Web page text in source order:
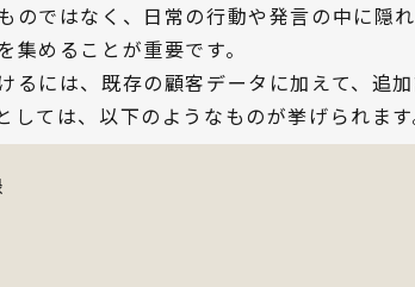
のではなく、日常の行動や発言の中に隠
集めることが重要です。
るには、既存の顧客データに加えて、追
しては、以下のようなものが挙げられます